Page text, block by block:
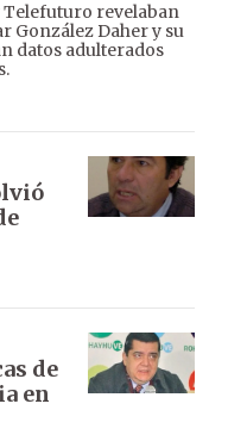
Telefuturo revelaban
González Daher y su
datos adulterados
de
en